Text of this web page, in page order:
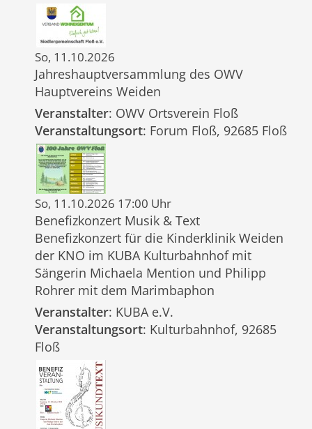
So, 11.10.2026
Jahreshauptversammlung des OWV
Hauptvereins Weiden
Veranstalter: OWV Ortsverein Floß
Veranstaltungsort: Forum Floß, 92685 Floß
So, 11.10.2026 17:00 Uhr
Benefizkonzert Musik & Text
Benefizkonzert für die Kinderklinik Weiden
der KNO im KUBA Kulturbahnhof mit
Sängerin Michaela Mention und Philipp
Rohrer mit dem Marimbaphon
Veranstalter: KUBA e.V.
Veranstaltungsort: Kulturbahnhof, 92685
Floß